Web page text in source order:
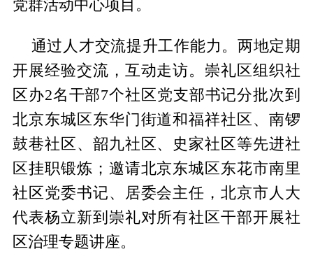
党群活动中心项目。
通过人才交流提升工作能力。两地定期
开展经验交流，互动走访。崇礼区组织社
区办2名干部7个社区党支部书记分批次到
北京东城区东华门街道和福祥社区、南锣
鼓巷社区、韶九社区、史家社区等先进社
区挂职锻炼；邀请北京东城区东花市南里
社区党委书记、居委会主任，北京市人大
代表杨立新到崇礼对所有社区干部开展社
区治理专题讲座。